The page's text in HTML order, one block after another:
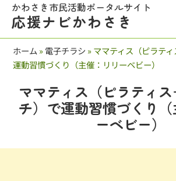
かわさき市民活動ポータルサイト
応援ナビかわさき
ホーム »電子チラシ »ママティス（ピラテ
運動習慣づくり（主催：リリーベビー）
ママティス（ピラティ
チ）で運動習慣づくり（
ーベビー）